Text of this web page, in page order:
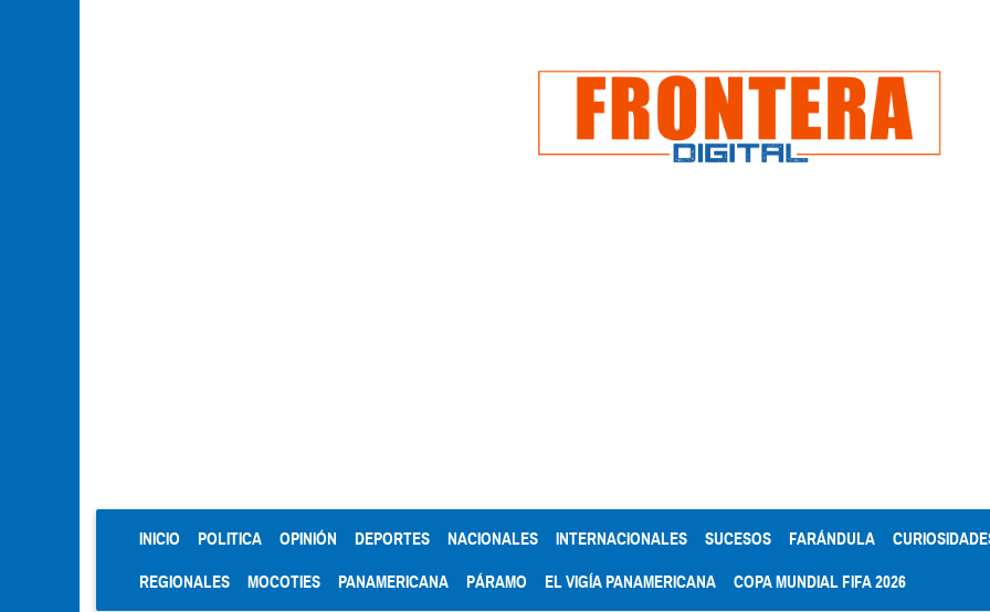
INICIO (CURRENT)
POLITICA OPINIÓN DEPORTES NACIONALES INTERNACIONALES SUCESOS FARÁNDULA
REGIONALES MOCOTIES PANAMERICANA PÁRAMO EL VIGÍA PANAMERICANA COPA MUNDIAL FIFA 2026